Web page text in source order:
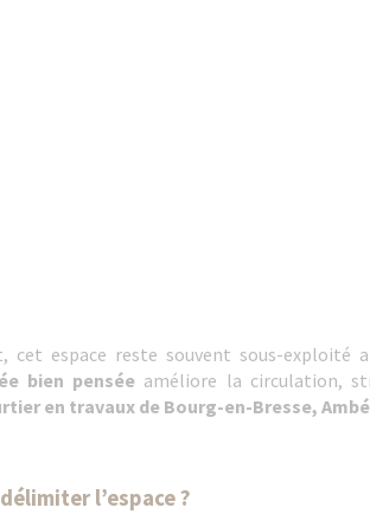
espace reste souvent sous-exploité
bien pensée améliore la circulation,
en travaux de Bourg-en-Bresse,
l’espace ?